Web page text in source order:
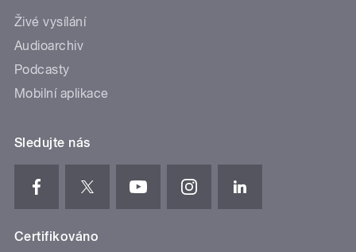
Živé vysílání
Audioarchiv
Podcasty
Mobilní aplikace
Sledujte nás
Certifikováno